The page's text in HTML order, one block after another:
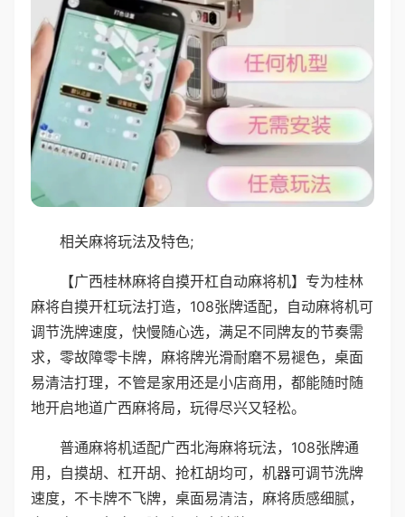
相关麻将玩法及特色;
【广西桂林麻将自摸开杠自动麻将机】专为桂林
麻将自摸开杠玩法打造，108张牌适配，自动麻将机可
调节洗牌速度，快慢随心选，满足不同牌友的节奏需
求，零故障零卡牌，麻将牌光滑耐磨不易褪色，桌面
易清洁打理，不管是家用还是小店商用，都能随时随
地开启地道广西麻将局，玩得尽兴又轻松。
普通麻将机适配广西北海麻将玩法，108张牌通
用，自摸胡、杠开胡、抢杠胡均可，机器可调节洗牌
速度，不卡牌不飞牌，桌面易清洁，麻将质感细腻，